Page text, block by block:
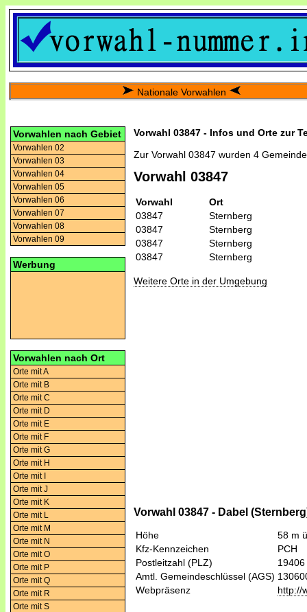
Nationale Vorwahlen
Vorwahlen nach Gebiet
Vorwahlen 02
Vorwahlen 03
Vorwahlen 04
Vorwahlen 05
Vorwahlen 06
Vorwahlen 07
Vorwahlen 08
Vorwahlen 09
Werbung
Vorwahlen nach Ort
Orte mit A
Orte mit B
Orte mit C
Orte mit D
Orte mit E
Orte mit F
Orte mit G
Orte mit H
Orte mit I
Orte mit J
Orte mit K
Orte mit L
Orte mit M
Orte mit N
Orte mit O
Orte mit P
Orte mit Q
Orte mit R
Orte mit S
Vorwahl 03847 - Infos und Orte zur
Zur Vorwahl 03847 wurden 4
Vorwahl 03847
Vorwahl
Ort
03847
Sternberg
03847
Sternberg
03847
Sternberg
03847
Sternberg
Weitere Orte in der Umgebung
Vorwahl 03847 - Dabel
Höhe
58 m
Kfz-Kennzeichen
PCH
Postleitzahl (PLZ)
19406
Amtl. Gemeindeschlüssel (AGS)
Webpräsenz
http://